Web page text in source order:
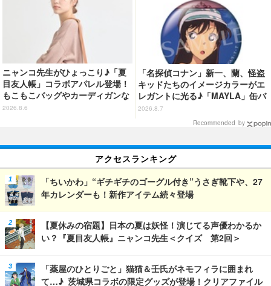
ニャンコ先生がひょっこり♪「夏
目友人帳」コラボアパレル登場！
もこもこバッグやカーディガンな
ど全8型
2026.8.6
「名探偵コナン」新一、蘭、怪盗
キッドたちのイメージカラーがエ
レガントに光る♪「MAYLA」缶バ
ッジの全種セットがお得に！【3
2026.8.7
Recommended by
アクセスランキング
「ちいかわ」“ギチギチのゴーグル付き”うさぎ靴下や、27
年カレンダーも！新作アイテム続々登場
【夏休みの宿題】日本の夏は妖怪！演じてる声優わかるか
い？『夏目友人帳』ニャンコ先生＜クイズ 第2回＞
「薬屋のひとりごと」猫猫＆壬氏がネモフィラに囲まれ
て…♪ 茨城県コラボの限定グッズが登場！クリアファイル